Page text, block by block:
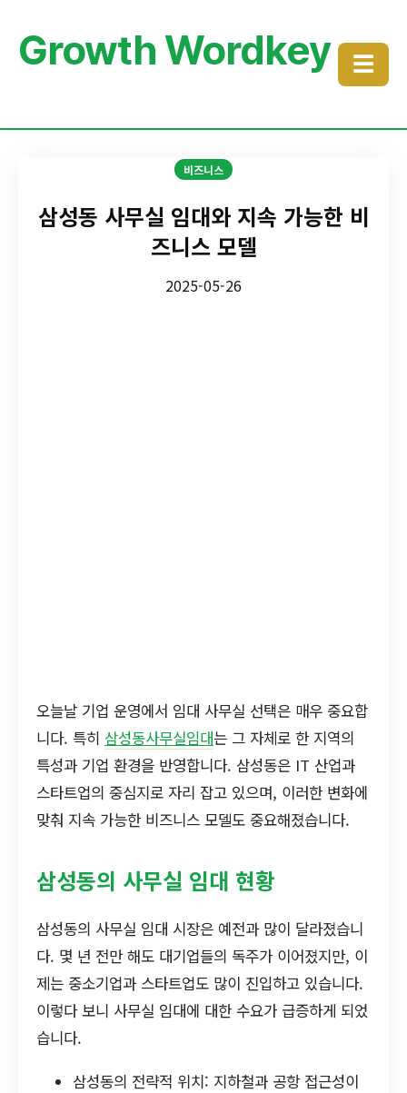
Growth Wordkey ☰
비즈니스
삼성동 사무실 임대와 지속 가능한 비
즈니스 모델
2025-05-26
오늘날 기업 운영에서 임대 사무실 선택은 매우 중요합
니다. 특히 삼성동사무실임대는 그 자체로 한 지역의
특성과 기업 환경을 반영합니다. 삼성동은 IT 산업과
스타트업의 중심지로 자리 잡고 있으며, 이러한 변화에
맞춰 지속 가능한 비즈니스 모델도 중요해졌습니다.
삼성동의 사무실 임대 현황
삼성동의 사무실 임대 시장은 예전과 많이 달라졌습니
다. 몇 년 전만 해도 대기업들의 독주가 이어졌지만, 이
제는 중소기업과 스타트업도 많이 진입하고 있습니다.
이렇다 보니 사무실 임대에 대한 수요가 급증하게 되었
습니다.
삼성동의 전략적 위치: 지하철과 공항 접근성이